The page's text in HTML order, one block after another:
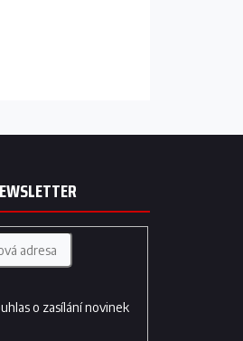
o zasílání novinek